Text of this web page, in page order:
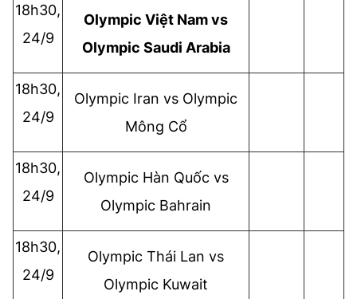
18h30,
24/9
Olympic Việt Nam vs
Olympic Saudi Arabia
18h30,
24/9
Olympic Iran vs Olympic
Mông Cổ
18h30,
24/9
OlympicHàn Quốc vs
Olympic Bahrain
18h30,
24/9
Olympic Thái Lan vs
Olympic Kuwait